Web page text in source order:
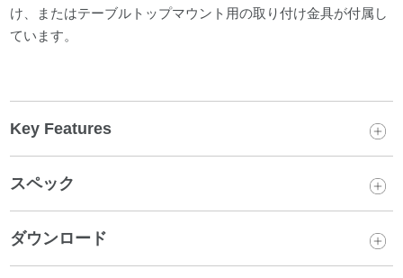
け、またはテーブルトップマウント用の取り付け金具が付属し
ています。
Key Features
スペック
ダウンロード